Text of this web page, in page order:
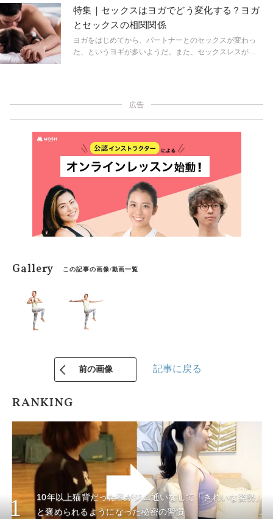
ィア・ザモラノが考案した6つのプラクティスを使って、
運動能力を高めよう。このプラクティスは、ロッククラ
イミングやボルダリング以外にあらゆるスポーツを楽し
むのに役立つはずだ。
特集｜セックスはヨガでどう変化する？ヨガ
とセックスの相関関係
ヨガをはじめてから、パートナーとのセックスが変わっ
た、というヨギが多いようだ。また、セックスレスが解
広告
Gallery この記事の画像/動画一覧
前の画像 記事に戻る
RANKING
1
10年以上猫背だった私がジム通いなしで「きれいな姿勢」
と褒められるようになった秘密の習慣